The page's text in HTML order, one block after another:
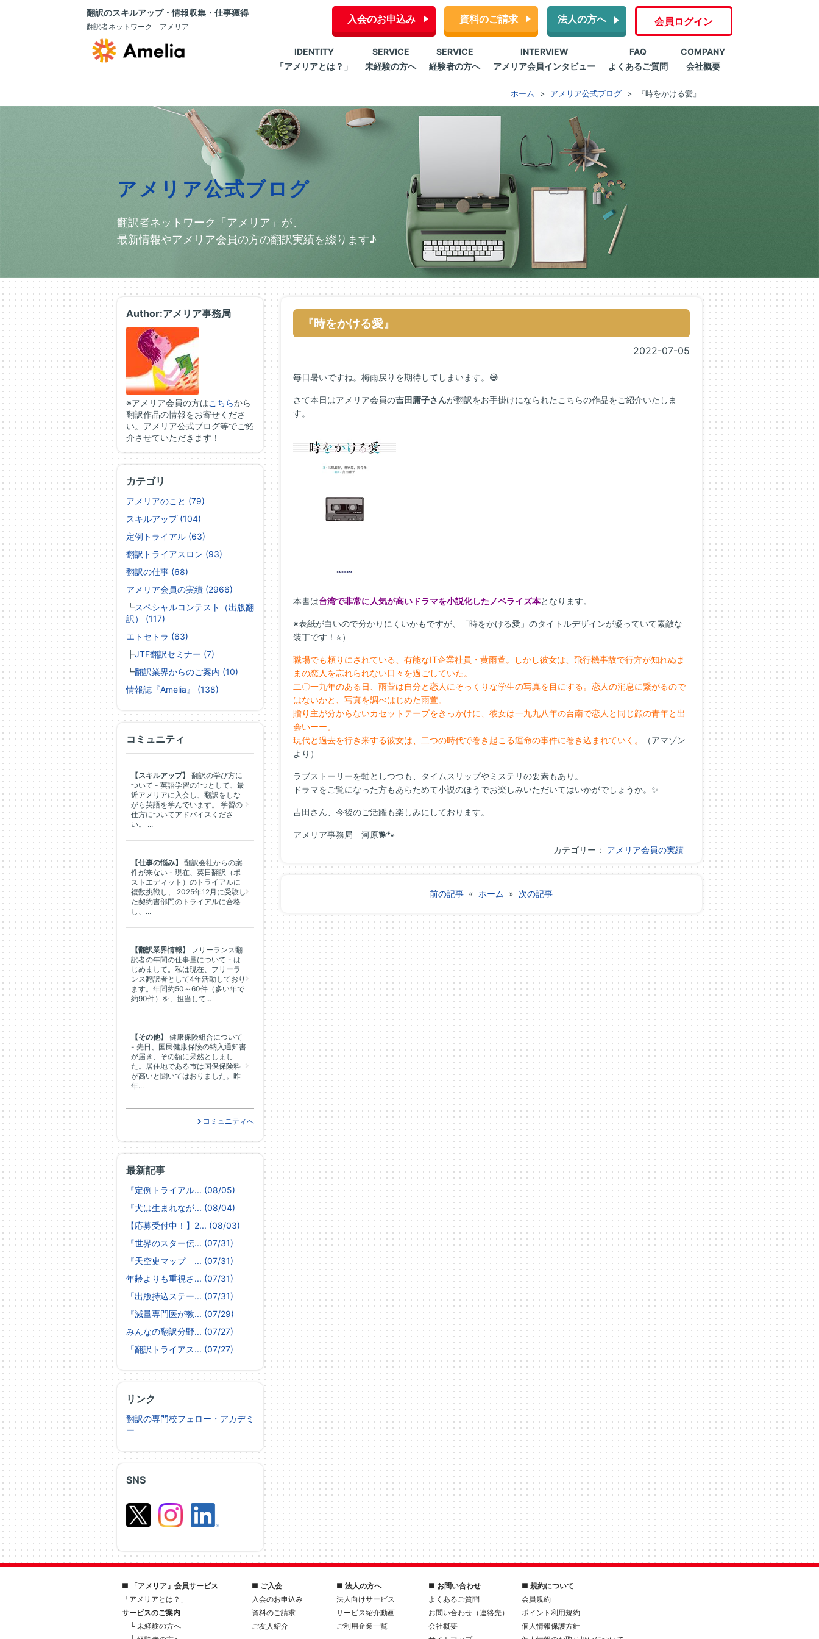
翻訳のスキルアップ・情報収集・仕事獲得
翻訳者ネットワーク アメリア
入会のお申込み 資料のご請求 法人の方へ 会員ログイン
IDENTITY
「アメリアとは？」
SERVICE
未経験の方へ
SERVICE
経験者の方へ
INTERVIEW
アメリア会員インタビュー
FAQ
よくあるご質問
COMPANY
会社概要
ホーム アメリア公式ブログ 『時をかける愛』
アメリア公式ブログ
翻訳者ネットワーク「アメリア」が、
最新情報やアメリア会員の方の翻訳実績を綴ります♪
『時をかける愛』
2022-07-05
毎日暑いですね。梅雨戻りを期待してしまいます。😅
さて本日はアメリア会員の吉田庸子さんが翻訳をお手掛けになられたこちらの作品をご紹介いたしま
す。
本書は台湾で非常に人気が高いドラマを小説化したノベライズ本となります。
※表紙が白いので分かりにくいかもですが、「時をかける愛」のタイトルデザインが凝っていて素敵な
装丁です！⭐）
職場でも頼りにされている、有能なIT企業社員・黄雨萱。しかし彼女は、飛行機事故で行方が知れぬま
まの恋人を忘れられない日々を過ごしていた。
二〇一九年のある日、雨萱は自分と恋人にそっくりな学生の写真を目にする。恋人の消息に繋がるので
はないかと、写真を調べはじめた雨萱。
贈り主が分からないカセットテープをきっかけに、彼女は一九九八年の台南で恋人と同じ顔の青年と出
会いーー。
現代と過去を行き来する彼女は、二つの時代で巻き起こる運命の事件に巻き込まれていく。
（アマゾン
より）
ラブストーリーを軸としつつも、タイムスリップやミステリの要素もあり。
ドラマをご覧になった方もあらためて小説のほうでお楽しみいただいてはいかがでしょうか。✨
吉田さん、今後のご活躍も楽しみにしております。
アメリア事務局 河原🐕🐾
カテゴリー： アメリア会員の実績
前の記事 « ホーム » 次の記事
Author:アメリア事務局
※アメリア会員の方はこちらから
翻訳作品の情報をお寄せくださ
い。アメリア公式ブログ等でご紹
介させていただきます！
SNS
カテゴリ
アメリアのこと (79)
スキルアップ (104)
定例トライアル (63)
翻訳トライアスロン (93)
翻訳の仕事 (68)
アメリア会員の実績 (2966)
┗スペシャルコンテスト（出版翻
訳） (117)
エトセトラ (63)
┣JTF翻訳セミナー (7)
┗翻訳業界からのご案内 (10)
情報誌『Amelia』 (138)
最新記事
『定例トライアル... (08/05)
『犬は生まれなが... (08/04)
【応募受付中！】2... (08/03)
『世界のスター伝... (07/31)
『天空史マップ ... (07/31)
年齢よりも重視さ... (07/31)
「出版持込ステー... (07/31)
『減量専門医が教... (07/29)
みんなの翻訳分野... (07/27)
「翻訳トライアス... (07/27)
リンク
翻訳の専門校フェロー・アカデミ
ー
コミュニティ
【スキルアップ】
翻訳の学び方に
ついて - 英語学習の1つとして、最
近アメリアに入会し、翻訳をしな
がら英語を学んでいます。 学習の
仕方についてアドバイスくださ
い。 ...
【仕事の悩み】
翻訳会社からの案
件が来ない - 現在、英日翻訳（ポ
ストエディット）のトライアルに
複数挑戦し、 2025年12月に受験し
た契約書部門のトライアルに合格
し、...
【翻訳業界情報】
フリーランス翻
訳者の年間の仕事量について - は
じめまして。私は現在、フリーラ
ンス翻訳者として4年活動しており
ます。年間約50～60件（多い年で
約90件）を、担当して...
【その他】
健康保険組合について
- 先日、国民健康保険の納入通知書
が届き、その額に呆然としまし
た。居住地である市は国保保険料
が高いと聞いてはおりました。昨
年...
コミュニティへ
■ 「アメリア」会員サービス
「アメリアとは？」
サービスのご案内
└ 未経験の方へ
■ ご入会
入会のお申込み
資料のご請求
ご友人紹介
■ 法人の方へ
法人向けサービス
サービス紹介動画
ご利用企業一覧
■ お問い合わせ
よくあるご質問
お問い合わせ（連絡先）
会社概要
■ 規約について
会員規約
ポイント利用規約
個人情報保護方針